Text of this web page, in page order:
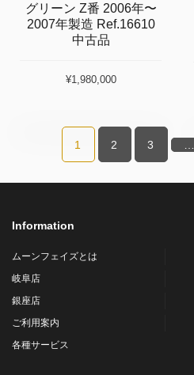
グリーン Z番 2006年〜
2007年製造 Ref.16610
中古品
¥1,980,000
1 2 3
Information
ムーンフェイズとは
岐阜店
銀座店
ご利用案内
各種サービス